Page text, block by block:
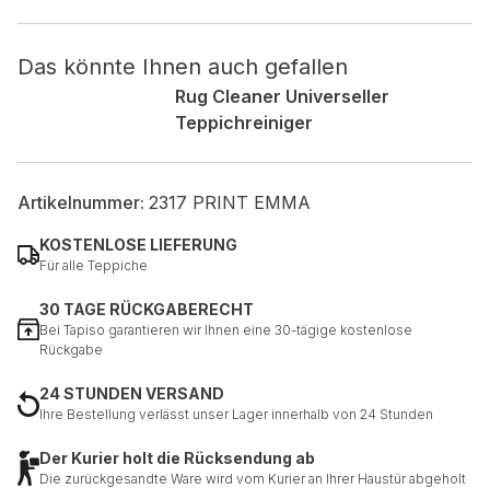
Das könnte Ihnen auch gefallen
Rug Cleaner Universeller
Teppichreiniger
Artikelnummer: 2317 PRINT EMMA
KOSTENLOSE LIEFERUNG
Für alle Teppiche
30 TAGE RÜCKGABERECHT
Bei Tapiso garantieren wir Ihnen eine 30-tägige kostenlose
Rückgabe
24 STUNDEN VERSAND
Ihre Bestellung verlässt unser Lager innerhalb von 24 Stunden
Der Kurier holt die Rücksendung ab
Die zurückgesandte Ware wird vom Kurier an Ihrer Haustür abgeholt
Nicht kategorisiert.
Andere nicht kategorisierte Cookies sind solche, die
analysiert werden und noch keiner Kategorie zugeordnet
Alle ablehnen
Meine Einstellungen speichern
Alle akzeptieren